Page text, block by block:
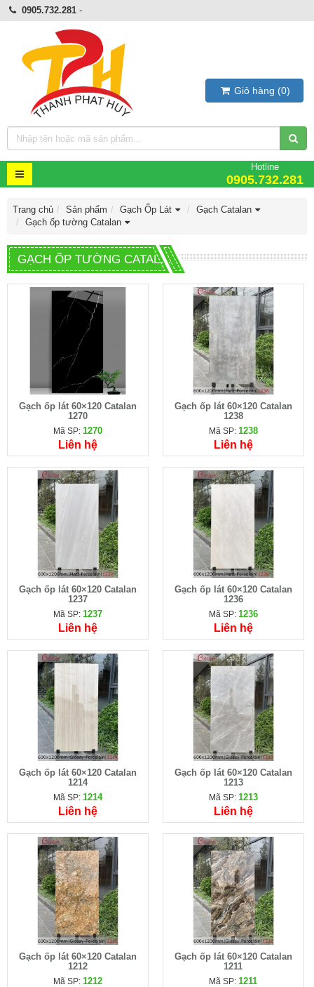
0905.732.281-
Giỏ hàng (0)
Hotline
0905.732.281
Trang chủ Sản phẩm Gạch Ốp Lát
Gạch Catalan
Gạch ốp tường Catalan
GẠCH ỐP TƯỜNG CATALAN
Gạch ốp lát 60×120 Catalan
1270
Mã SP: 1270
Liên hệ
Gạch ốp lát 60×120 Catalan
1238
Mã SP: 1238
Liên hệ
Gạch ốp lát 60×120 Catalan
1237
Mã SP: 1237
Liên hệ
Gạch ốp lát 60×120 Catalan
1236
Mã SP: 1236
Liên hệ
Gạch ốp lát 60×120 Catalan
1214
Mã SP: 1214
Liên hệ
Gạch ốp lát 60×120 Catalan
1213
Mã SP: 1213
Liên hệ
Gạch ốp lát 60×120 Catalan
1212
Mã SP: 1212
Gạch ốp lát 60×120 Catalan
1211
Mã SP: 1211